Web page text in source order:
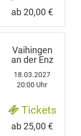
ab 20,00 €
Vaihingen
an der Enz
18.03.2027
20:00 Uhr
Tickets
ab 25,00 €